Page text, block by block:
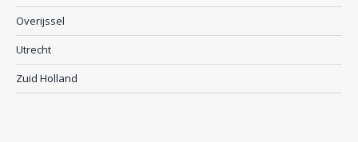
Overijssel
Utrecht
Zuid Holland